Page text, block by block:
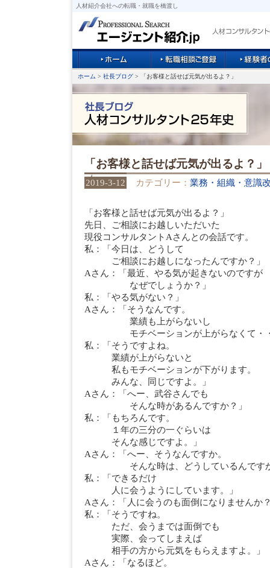
人材紹介会社への転職・就職を橋渡し
ホーム > 社長ブログ > 「お客様と話せば元気が出るよ？」
「お客様と話せば元気が出るよ？」
2019-3-12 カテゴリー： 業務・組織・意識
「お客様と話せば元気が出るよ？」
先日、ご相談にお越しいただいた
現役コンサルタントAさんとの会話です。
私：「今日は、どうして
ご相談にお越しになったんですか？」
Aさん：「最近、やる気が起きないのですが
なぜでしょうか？」
私：「やる気がない？」
Aさん：「そうなんです。
業績も上がらないし
モチベーションが上がらなくて・
私：「そうですよね。
業績が上がらないと
私もモチベーションが下がります。
みんな、同じですよ。」
Aさん：「へー、武谷さんでも
そんな時があるんですか？」
私：「もちろんです。
１年の三分の一ぐらいは
そんな感じですよ。」
Aさん：「へー、そうなんですか。
そんな時は、どうしているんです
私：「できるだけ
人に会うようにしています。」
Aさん：「人に会うのも面倒になりませんか
私：「そうですね。
ただ、会うまでは面倒でも
実際、会ってしまえば
相手の方から元気をもらえますよ。」
Aさん：「なるほど。